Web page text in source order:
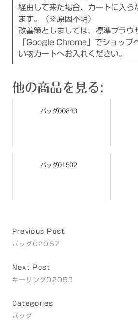
経由して来た場合、カートに入ら
ます。（※原因不明）
改善策としましては、標準ブラウ
「Google Chrome」でショップ
い物カートへお入れください。
他の商品を見る:
バッグ00843
バッグ01502
Previous Post
バッグ02057
Next Post
キーリング02059
Categories
バッグ